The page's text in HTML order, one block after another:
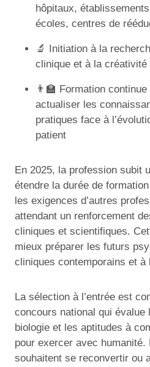
hôpitaux,
écoles, centres de
🔬 Initiation à la
clinique et à la créativité
👨‍🏫 Formation
actualiser les
pratiques face à
patient
En 2025, la profession subit
étendre la durée de
les exigences d’autres
attendant un renforcement
cliniques et scientifiques.
mieux préparer les futurs
cliniques contemporains et
La sélection à l’entrée est
concours national qui évalue
biologie et les aptitudes à
pour exercer avec
souhaitent se reconvertir ou